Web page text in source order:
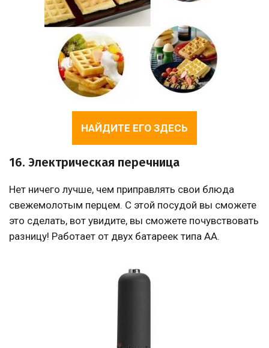
НАЙДИТЕ ЕГО ЗДЕСЬ
16. Электрическая перечница
Нет ничего лучше, чем приправлять свои блюда
свежемолотым перцем. С этой посудой вы сможете
это сделать, вот увидите, вы сможете почувствовать
разницу! Работает от двух батареек типа АА.